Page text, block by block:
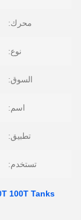
محرك:
نوع:
السوق:
اسم:
تطبيق:
تستخدم:
100T Tanks